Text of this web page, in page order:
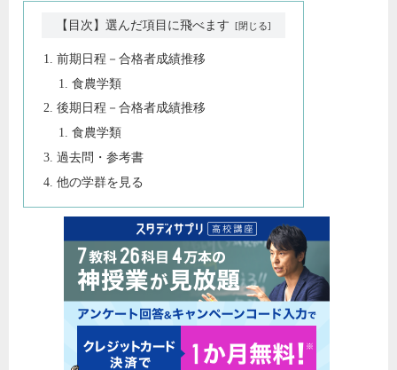
【目次】選んだ項目に飛べます
前期日程－合格者成績推移
食農学類
後期日程－合格者成績推移
食農学類
過去問・参考書
他の学群を見る